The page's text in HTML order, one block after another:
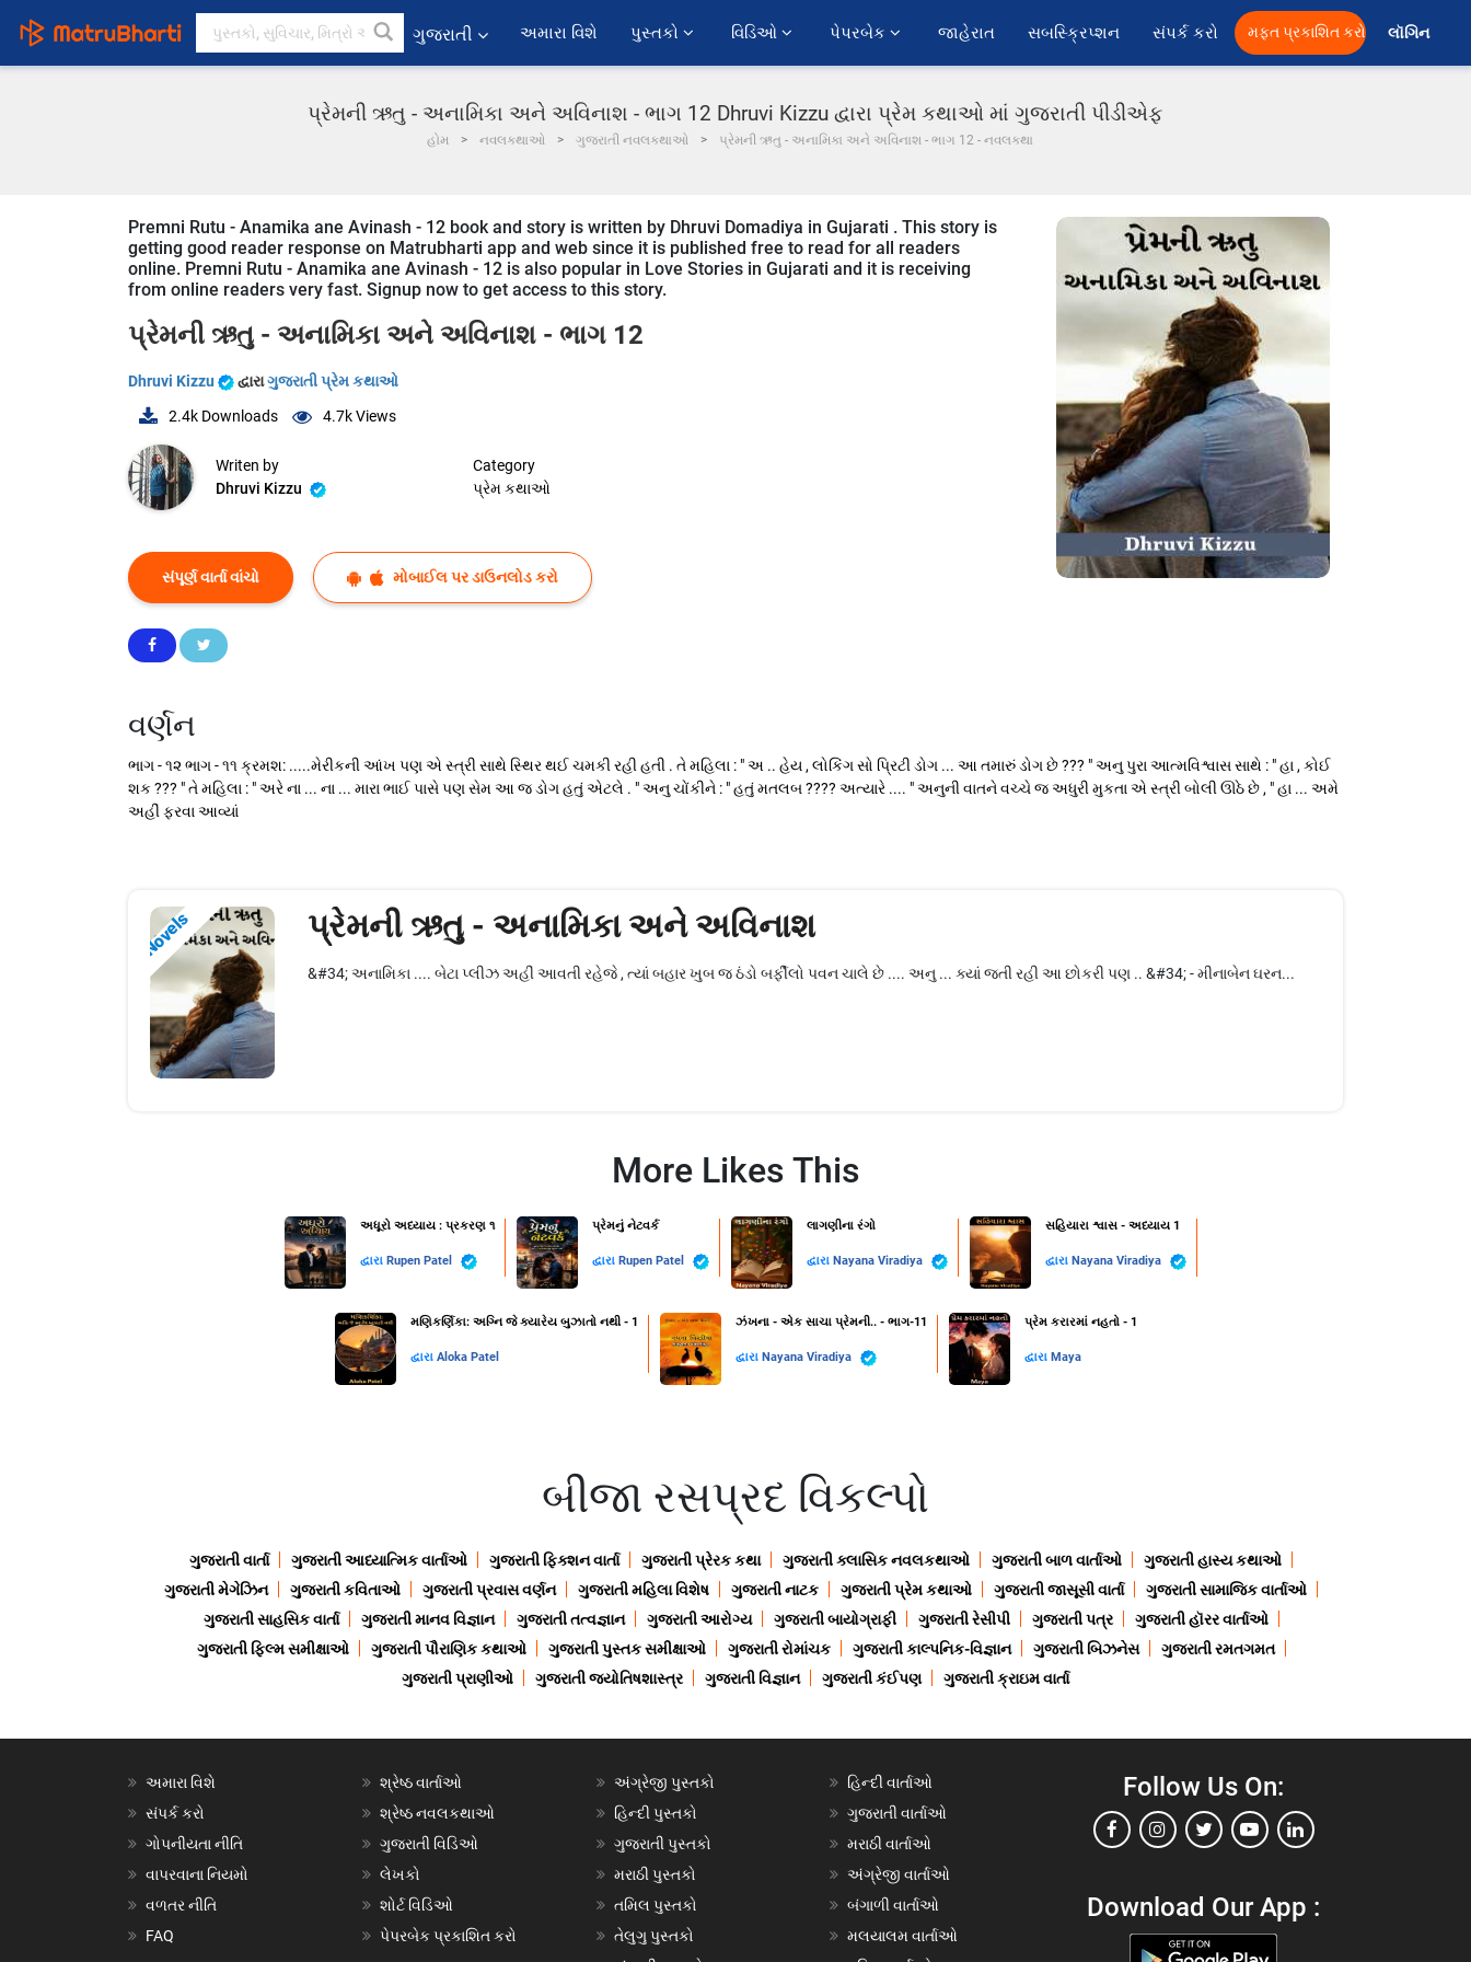
ગુજરાતી અમારા વિશે પુસ્તકો વિડિઓ પેપરબેક જાહેરાત સબસ્ક્રિપ્શન સંપર્ક કરો મફત પ્રકાશિત કરો લૉગિન
પ્રેમની ઋતુ - અનામિકા અને અવિનાશ - ભાગ 12 Dhruvi Kizzu દ્વારા પ્રેમ કથાઓ માં ગુજરાતી પીડીએફ
હોમ નવલકથાઓ ગુજરાતી નવલકથાઓ પ્રેમની ઋતુ - અનામિકા અને અવિનાશ - ભાગ 12 - નવલકથા
Premni Rutu - Anamika ane Avinash - 12 book and story is written by Dhruvi Domadiya in Gujarati . This story is
getting good reader response on Matrubharti app and web since it is published free to read for all readers
online. Premni Rutu - Anamika ane Avinash - 12 is also popular in Love Stories in Gujarati and it is receiving
from online readers very fast. Signup now to get access to this story.
પ્રેમની ઋતુ - અનામિકા અને અવિનાશ - ભાગ 12
Dhruvi Kizzu દ્વારાગુજરાતી પ્રેમ કથાઓ
2.4k Downloads 4.7kViews
Writen by
Dhruvi Kizzu
Category
પ્રેમ કથાઓ
સંપૂર્ણ વાર્તા વાંચો મોબાઈલ પર ડાઉનલોડ કરો
વર્ણન
ભાગ - ૧૨ ભાગ - ૧૧ ક્રમશ: .....મેરીકની આંખ પણ એ સ્ત્રી સાથે સ્થિર થઈ ચમકી રહી હતી . તે મહિલા : " અ .. હેય , લોકિંગ સો પ્રિટી ડોગ ... આ તમારું ડોગ છે ??? " અનુ પુરા આત્મવિશ્વાસ સાથે : " હા , કોઈ
શક ??? " તે મહિલા : " અરે ના ... ના ... મારા ભાઈ પાસે પણ સેમ આ જ ડોગ હતું એટલે . " અનુ ચોંકીને : " હતું મતલબ ???? અત્યારે .... " અનુની વાતને વચ્ચે જ અધુરી મુકતા એ સ્ત્રી બોલી ઊઠે છે , " હા ... અમે
અહીં ફરવા આવ્યાં
Novels પ્રેમની ઋતુ - અનામિકા અને અવિનાશ
&#34; અનામિકા .... બેટા પ્લીઝ અહીં આવતી રહેજે , ત્યાં બહાર ખુબ જ ઠંડો બર્ફીલો પવન ચાલે છે .... અનુ ... ક્યાં જતી રહી આ છોકરી પણ .. &#34; - મીનાબેન ઘરન...
More Likes This
અધૂરો અધ્યાય : પ્રકરણ ૧
દ્વારા Rupen Patel
પ્રેમનું નેટવર્ક
દ્વારા Rupen Patel
લાગણીના રંગો
દ્વારા Nayana Viradiya
સહિયારા શ્વાસ - અધ્યાય 1
દ્વારા Nayana Viradiya
મણિકર્ણિકા: અગ્નિ જે ક્યારેય બુઝાતો નથી - 1
દ્વારા Aloka Patel
ઝંખના - એક સાચા પ્રેમની.. - ભાગ-11
દ્વારા Nayana Viradiya
પ્રેમ કરારમાં નહતો - 1
દ્વારા Maya
બીજા રસપ્રદ વિકલ્પો
ગુજરાતી વાર્તા ગુજરાતી આધ્યાત્મિક વાર્તાઓ ગુજરાતી ફિક્શન વાર્તા ગુજરાતી પ્રેરક કથા ગુજરાતી ક્લાસિક નવલકથાઓ ગુજરાતી બાળ વાર્તાઓ
ગુજરાતી હાસ્ય કથાઓ
ગુજરાતી મેગેઝિન
ગુજરાતી કવિતાઓ ગુજરાતી પ્રવાસ વર્ણન ગુજરાતી મહિલા વિશેષ ગુજરાતી નાટક ગુજરાતી પ્રેમ કથાઓ ગુજરાતી જાસૂસી વાર્તા
ગુજરાતી સામાજિક વાર્તાઓ
ગુજરાતી સાહસિક વાર્તા
ગુજરાતી માનવ વિજ્ઞાન ગુજરાતી તત્વજ્ઞાન ગુજરાતી આરોગ્ય ગુજરાતી બાયોગ્રાફી ગુજરાતી રેસીપી ગુજરાતી પત્ર
ગુજરાતી હૉરર વાર્તાઓ
ગુજરાતી ફિલ્મ સમીક્ષાઓ
ગુજરાતી પૌરાણિક કથાઓ ગુજરાતી પુસ્તક સમીક્ષાઓ ગુજરાતી રોમાંચક ગુજરાતી કાલ્પનિક-વિજ્ઞાન ગુજરાતી બિઝનેસ
ગુજરાતી રમતગમત
ગુજરાતી પ્રાણીઓ
ગુજરાતી જ્યોતિષશાસ્ત્ર ગુજરાતી વિજ્ઞાન ગુજરાતી કંઈપણ ગુજરાતી ક્રાઇમ વાર્તા
અમારા વિશે
સંપર્ક કરો
ગોપનીયતા નીતિ
વાપરવાના નિયમો
વળતર નીતિ
FAQ
શ્રેષ્ઠ વાર્તાઓ
શ્રેષ્ઠ નવલકથાઓ
ગુજરાતી વિડિઓ
લેખકો
શોર્ટ વિડિઓ
પેપરબેક પ્રકાશિત કરો
અંગ્રેજી પુસ્તકો
હિન્દી પુસ્તકો
ગુજરાતી પુસ્તકો
મરાઠી પુસ્તકો
તમિલ પુસ્તકો
તેલુગુ પુસ્તકો
હિન્દી વાર્તાઓ
ગુજરાતી વાર્તાઓ
મરાઠી વાર્તાઓ
અંગ્રેજી વાર્તાઓ
બંગાળી વાર્તાઓ
મલયાલમ વાર્તાઓ
Follow Us On:
Download Our App :